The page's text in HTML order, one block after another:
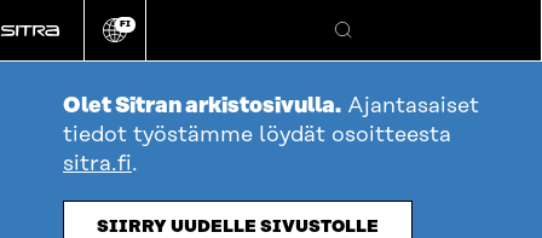
suoraan
sisältöön
Vaihda
kieli
FI
Hae
Olet Sitran arkistosivulla. Ajantasaiset
tiedot työstämme löydät osoitteesta
sitra.fi.
SIIRRY UUDELLE SIVUSTOLLE